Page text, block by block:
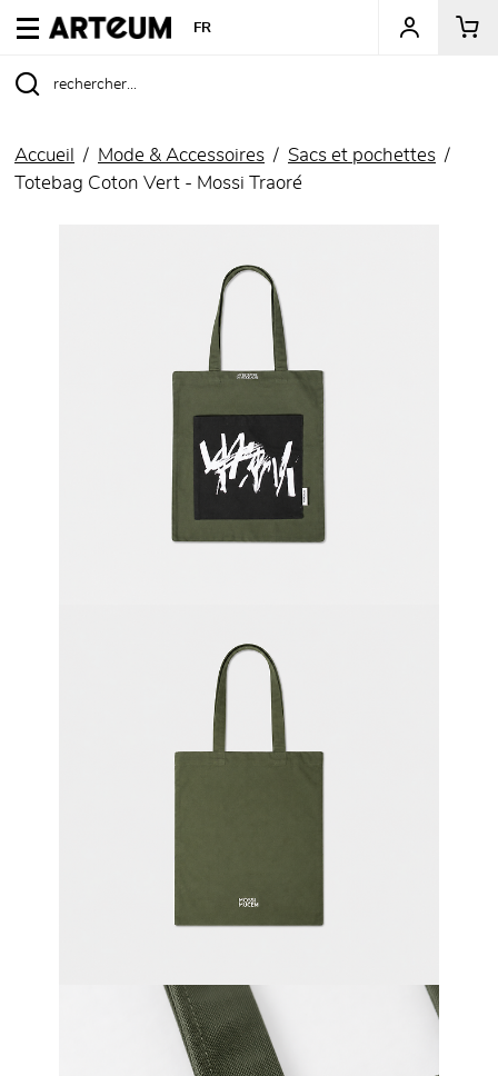
ARTEUM, la référence des boutiques de musées
FR
Accueil Mode & Accessoires
Sacs et pochettes
Totebag Coton Vert - Mossi Traoré